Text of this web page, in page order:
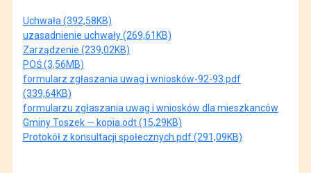
Uchwała (392,58KB)
uzasadnienie uchwały (269,61KB)
Zarządzenie (239,02KB)
POŚ (3,56MB)
formularz zgłaszania uwag i wniosków-92-93.pdf
(339,64KB)
formularzu zgłaszania uwag i wniosków dla mieszkanców
Gminy Toszek — kopia.odt (15,29KB)
Protokół z konsultacji społecznych.pdf (291,09KB)